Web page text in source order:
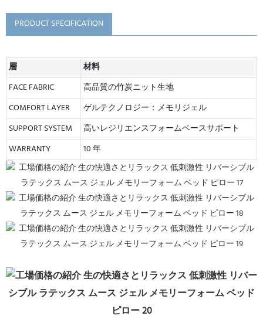
PRODUCT SPECIFICATION
層
材料
FACE FABRIC
高品質の竹炭ニット生地
COMFORT LAYER
ゲルテクノロジー：メモリジェル
SUPPORT SYSTEM
高いレジリエンスフォームベースサポート
WARRANTY
10 年